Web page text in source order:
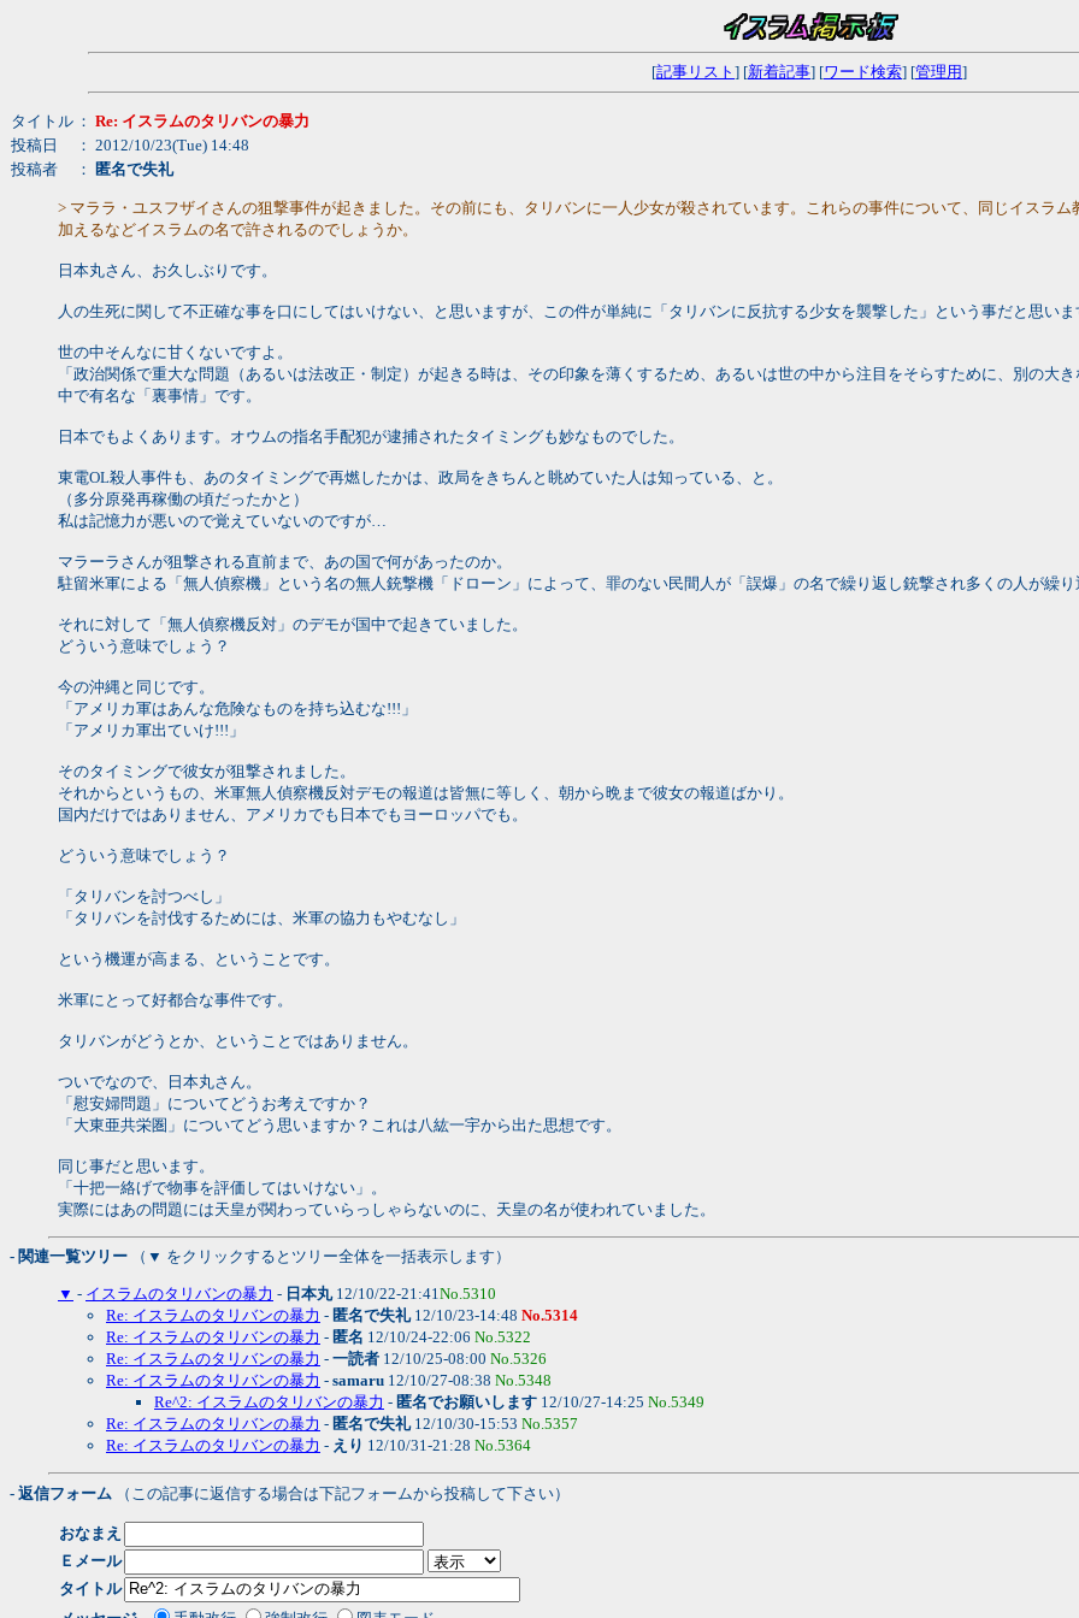
[記事リスト ] [新着記事] [ワード検索] [管理用]
タイトル ： Re: イスラムのタリバンの暴力
投稿日
： 2012/10/23(Tue) 14:48
投稿者
： 匿名で失礼
> マララ・ユスフザイさんの狙撃事件が起きました。その前にも、タリバンに一人少女が殺されています。これらの事件について、同じイスラ
加えるなどイスラムの名で許されるのでしょうか。
日本丸さん、お久しぶりです。
人の生死に関して不正確な事を口にしてはいけない、と思いますが、この件が単純に「タリバンに反抗する少女を襲撃した」という事だと思いま
世の中そんなに甘くないですよ。
「政治関係で重大な問題（あるいは法改正・制定）が起きる時は、その印象を薄くするため、あるいは世の中から注目をそらすために、別の大
中で有名な「裏事情」です。
日本でもよくあります。オウムの指名手配犯が逮捕されたタイミングも妙なものでした。
東電OL殺人事件も、あのタイミングで再燃したかは、政局をきちんと眺めていた人は知っている、と。
（多分原発再稼働の頃だったかと）
私は記憶力が悪いので覚えていないのですが…
マラーラさんが狙撃される直前まで、あの国で何があったのか。
駐留米軍による「無人偵察機」という名の無人銃撃機「ドローン」によって、罪のない民間人が「誤爆」の名で繰り返し銃撃され多くの人が繰り
それに対して「無人偵察機反対」のデモが国中で起きていました。
どういう意味でしょう？
今の沖縄と同じです。
「アメリカ軍はあんな危険なものを持ち込むな!!!」
「アメリカ軍出ていけ!!!」
そのタイミングで彼女が狙撃されました。
それからというもの、米軍無人偵察機反対デモの報道は皆無に等しく、朝から晩まで彼女の報道ばかり。
国内だけではありません、アメリカでも日本でもヨーロッパでも。
どういう意味でしょう？
「タリバンを討つべし」
「タリバンを討伐するためには、米軍の協力もやむなし」
という機運が高まる、ということです。
米軍にとって好都合な事件です。
タリバンがどうとか、ということではありません。
ついでなので、日本丸さん。
「慰安婦問題」についてどうお考えですか？
「大東亜共栄圏」についてどう思いますか？これは八紘一宇から出た思想です。
同じ事だと思います。
「十把一絡げで物事を評価してはいけない」。
実際にはあの問題には天皇が関わっていらっしゃらないのに、天皇の名が使われていました。
- 関連一覧ツリー （▼ をクリックするとツリー全体を一括表示します）
▼ - イスラムのタリバンの暴力 - 日本丸12/10/22-21:41No.5310
Re: イスラムのタリバンの暴力 - 匿名で失礼12/10/23-14:48 No.5314
Re: イスラムのタリバンの暴力 - 匿名 12/10/24-22:06 No.5322
Re: イスラムのタリバンの暴力 - 一読者 12/10/25-08:00 No.5326
Re: イスラムのタリバンの暴力 - samaru 12/10/27-08:38 No.5348
Re^2: イスラムのタリバンの暴力 - 匿名でお願いします 12/10/27-14:25 No.5349
Re: イスラムのタリバンの暴力 - 匿名で失礼12/10/30-15:53 No.5357
Re: イスラムのタリバンの暴力 - えり 12/10/31-21:28 No.5364
- 返信フォーム （この記事に返信する場合は下記フォームから投稿して下さい）
おなまえ
Ｅメール
タイトル